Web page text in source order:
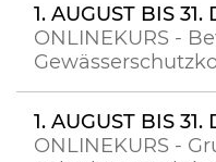
1. AUGUST BIS
ONLINEKURS -
1. AUGUST BIS
ONLINEKURS -